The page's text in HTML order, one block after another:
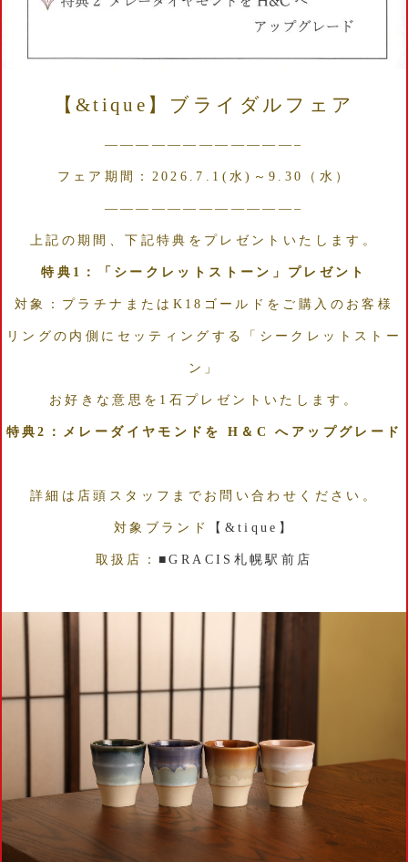
【&tique】ブライダルフェア
————————————–
フェア期間：2026.7.1(水)～9.30（水）
————————————–
上記の期間、下記特典をプレゼントいたします。
特典1：「シークレットストーン」プレゼント
対象：プラチナまたはK18ゴールドをご購入のお客様
リングの内側にセッティングする「シークレットストー
ン」
お好きな意思を1石プレゼントいたします。
特典2：メレーダイヤモンドを H＆C へアップグレード
詳細は店頭スタッフまでお問い合わせください。
対象ブランド 【&tique】
取扱店：■GRACIS札幌駅前店